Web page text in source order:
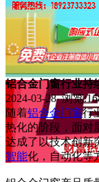
铝合金门窗行业持
2024-03-28 浏览:
随着铝合金门窗行
热化的阶段，面对
达成了以技术创新
智能化，自动化等